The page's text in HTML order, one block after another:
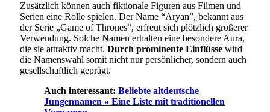
Zusätzlich können auch fiktionale Figuren aus Filmen und
Serien eine Rolle spielen. Der Name “Aryan”, bekannt aus
der Serie „Game of Thrones“, erfreut sich plötzlich größerer
Verwendung. Solche Namen erhalten eine besondere Aura,
die sie attraktiv macht. Durch prominente Einflüsse wird
die Namenswahl somit nicht nur persönlicher, sondern auch
gesellschaftlich geprägt.
Auch interessant: Beliebte altdeutsche
Jungennamen » Eine Liste mit traditionellen